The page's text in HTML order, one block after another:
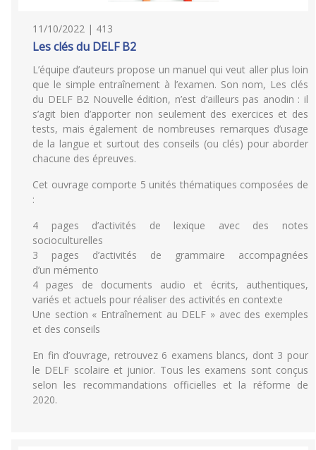
11/10/2022 | 413
Les clés du DELF B2
L’équipe d’auteurs propose un manuel qui veut aller plus loin
que le simple entraînement à l’examen. Son nom, Les clés
du DELF B2 Nouvelle édition, n’est d’ailleurs pas anodin : il
s’agit bien d’apporter non seulement des exercices et des
tests, mais également de nombreuses remarques d’usage
de la langue et surtout des conseils (ou clés) pour aborder
chacune des épreuves.
Cet ouvrage comporte 5 unités thématiques composées de
:
4 pages d’activités de lexique avec des notes
socioculturelles
3 pages d’activités de grammaire accompagnées
d’un mémento
4 pages de documents audio et écrits, authentiques,
variés et actuels pour réaliser des activités en contexte
Une section « Entraînement au DELF » avec des exemples
et des conseils
En fin d’ouvrage, retrouvez 6 examens blancs, dont 3 pour
le DELF scolaire et junior. Tous les examens sont conçus
selon les recommandations officielles et la réforme de
2020.